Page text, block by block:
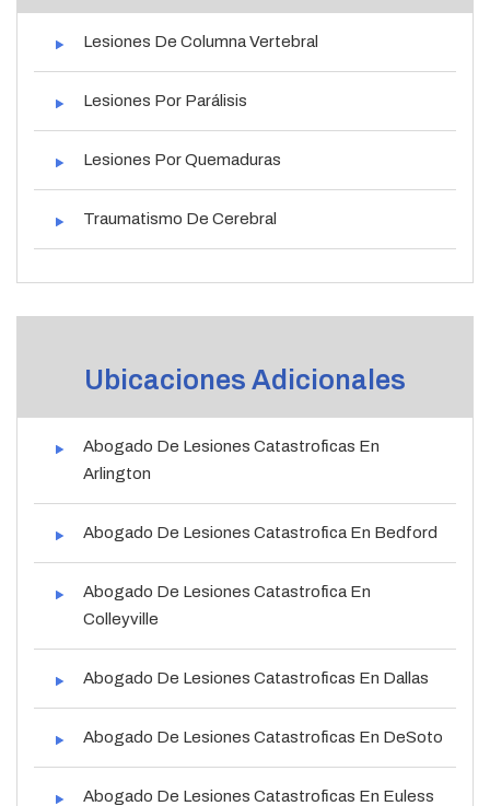
Lesiones De Columna Vertebral
Lesiones Por Parálisis
Lesiones Por Quemaduras
Traumatismo De Cerebral
Ubicaciones Adicionales
Abogado De Lesiones Catastroficas En
Arlington
Abogado De Lesiones Catastrofica En Bedford
Abogado De Lesiones Catastrofica En
Colleyville
Abogado De Lesiones Catastroficas En Dallas
Abogado De Lesiones Catastroficas En DeSoto
Abogado De Lesiones Catastroficas En Euless